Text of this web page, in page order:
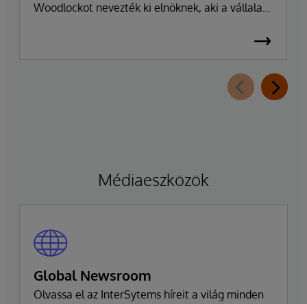
Woodlockot nevezték ki elnöknek, aki a vállalat
vezérigazgató a napi irányítási feladatoktól
zökkenőmentes átmenet biztosítása érdekében,
Médiaeszközök
Global Newsroom
Olvassa el az InterSytems híreit a világ minden